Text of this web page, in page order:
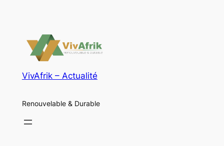
VivAfrik – Actualité
Renouvelable & Durable